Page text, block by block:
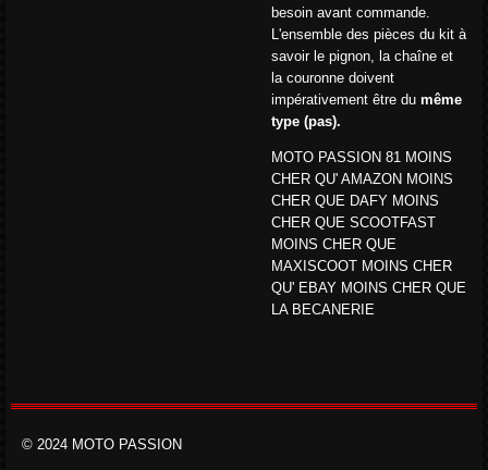
besoin avant commande.
L'ensemble des pièces du kit à
savoir le pignon, la chaîne et
la couronne doivent
impérativement être du même
type (pas).
MOTO PASSION 81 MOINS
CHER QU' AMAZON MOINS
CHER QUE DAFY MOINS
CHER QUE SCOOTFAST
MOINS CHER QUE
MAXISCOOT MOINS CHER
QU' EBAY MOINS CHER QUE
LA BECANERIE
© 2024 MOTO PASSION